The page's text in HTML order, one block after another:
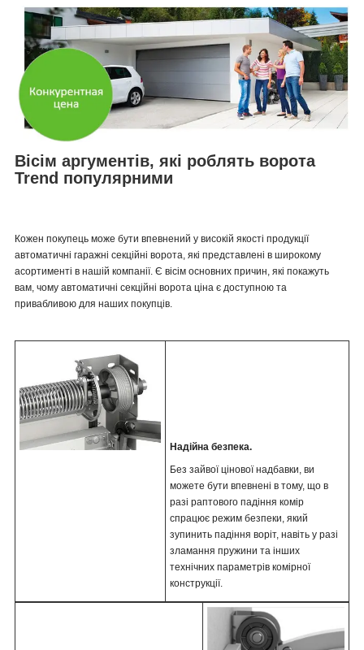
Вісім аргументів, які роблять ворота
Trend популярними
Кожен покупець може бути впевнений у високій якості продукції
автоматичні гаражні секційні ворота, які представлені в широкому
асортименті в нашій компанії. Є вісім основних причин, які покажуть
вам, чому автоматичні секційні ворота ціна є доступною та
привабливою для наших покупців.
Надійна безпека.
Без зайвої цінової надбавки, ви
можете бути впевнені в тому, що в
разі раптового падіння комір
спрацює режим безпеки, який
зупинить падіння воріт, навіть у разі
зламання пружини та інших
технічних параметрів комірної
конструкції.